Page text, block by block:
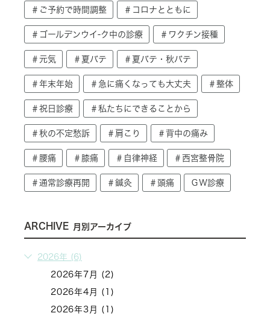
＃ご予約で時間調整 ＃コロナとともに
＃ゴールデンウイ-ク中の診療 ＃ワクチン接種
＃元気 ＃夏バテ ＃夏バテ・秋バテ
＃年末年始 ＃急に痛くなっても大丈夫 ＃整体
＃祝日診療 ＃私たちにできることから
＃秋の不定愁訴 ＃肩こり ＃背中の痛み
＃腰痛 ＃膝痛 ＃自律神経 ＃西宮整骨院
＃通常診療再開 ＃鍼灸 ＃頭痛 ＧＷ診療
ARCHIVE 月別アーカイブ
2026年 (6)
2026年7月 (2)
2026年4月 (1)
2026年3月 (1)